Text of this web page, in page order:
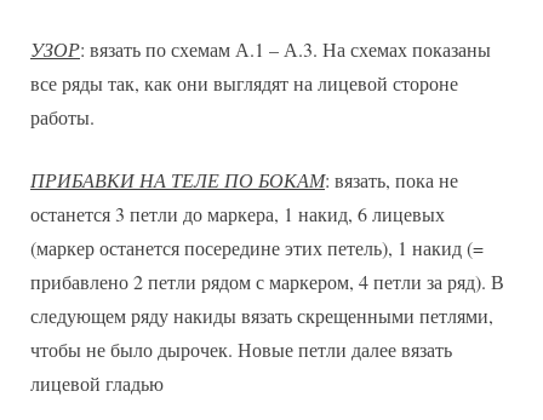
УЗОР: вязать по схемам А.1 – А.3. На схемах показаны
все ряды так, как они выглядят на лицевой стороне
работы.
ПРИБАВКИ НА ТЕЛЕ ПО БОКАМ: вязать, пока не
останется 3 петли до маркера, 1 накид, 6 лицевых
(маркер останется посередине этих петель), 1 накид (=
прибавлено 2 петли рядом с маркером, 4 петли за ряд). В
следующем ряду накиды вязать скрещенными петлями,
чтобы не было дырочек. Новые петли далее вязать
лицевой гладью